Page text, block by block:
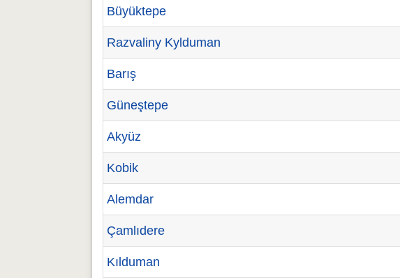
Büyüktepe
Razvaliny Kylduman
Barış
Güneştepe
Akyüz
Kobik
Alemdar
Çamlıdere
Kılduman